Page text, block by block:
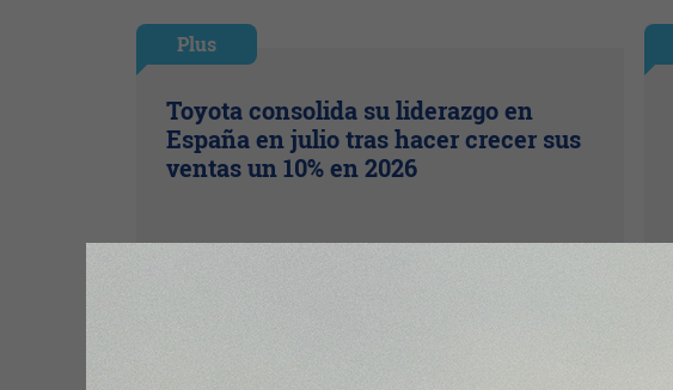
Plus
Toyota consolida su liderazgo en
España en julio tras hacer crecer sus
ventas un 10% en 2026